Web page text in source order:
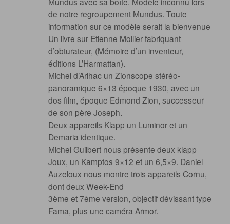
de notre regroupement Mundus. Toute
information sur ce modèle serait la bienvenue
Un livre sur Etienne Mollier fabriquant
d’obturateur, (Mémoire d’un inventeur,
éditions L’Harmattan).
Michel d’Arlhac un Zionscope stéréo-
panoramique 6×13 époque 1930, avec un
dos film, époque Edmond Zion, successeur
de son père Joseph.
Deux appareils Klapp un Luminor et un
Demaria identique.
Michel Guilbert nous présente deux klapp
Joux, un Kamptos 9×12 et un 6,5×9. Daniel
Auzeloux nous montre trois appareils Cornu,
dont deux Week-End
3ème et 7ème version, objectif dévissant type
Fama, plus une caméra Armor.